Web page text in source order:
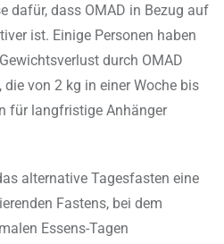
dafür, dass OMAD in Bezug auf
ist. Einige Personen haben
durch OMAD
von 2 kg in einer Woche bis
für langfristige Anhänger
alternative Tagesfasten eine
Fastens, bei dem
Essens-Tagen